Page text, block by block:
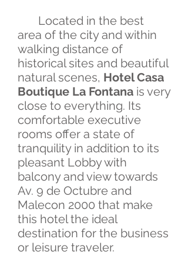
Located in the best
area of ​​the city and within
walking distance of
historical sites and beautiful
natural scenes, Hotel Casa
Boutique La Fontana is very
close to everything. Its
comfortable executive
rooms offer a state of
tranquility in addition to its
pleasant Lobby with
balcony and view towards
Av. 9 de Octubre and
Malecon 2000 that make
this hotel the ideal
destination for the business
or leisure traveler.